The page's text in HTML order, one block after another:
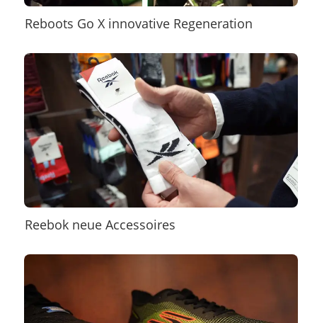
Reboots Go X innovative Regeneration
Reebok neue Accessoires